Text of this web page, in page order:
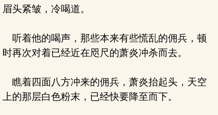
眉头紧皱，冷喝道。
听着他的喝声，那些本来有些慌乱的佣兵，顿
时再次对着已经近在咫尺的萧炎冲杀而去。
瞧着四面八方冲来的佣兵，萧炎抬起头，天空
上的那层白色粉末，已经快要降至而下。